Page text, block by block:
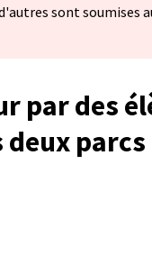
sont soumises
par des
parcs